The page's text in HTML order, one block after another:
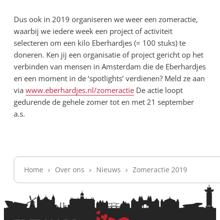
Dus ook in 2019 organiseren we weer een zomeractie,
waarbij we iedere week een project of activiteit
selecteren om een kilo Eberhardjes (= 100 stuks) te
doneren. Ken jij een organisatie of project gericht op het
verbinden van mensen in Amsterdam die de Eberhardjes
en een moment in de ‘spotlights’ verdienen? Meld ze aan
via www.eberhardjes.nl/zomeractie De actie loopt
gedurende de gehele zomer tot en met 21 september
a.s.
Home Over ons Nieuws Zomeractie 2019